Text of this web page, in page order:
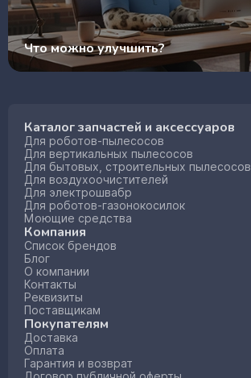
Что можно улучшить?
Каталог запчастей и аксессуаров
Для роботов-пылесосов
Для вертикальных пылесосов
Для бытовых, строительных пылесосов
Для воздухоочистителей
Для электрошвабр
Для роботов-газонокосилок
Моющие средства
Компания
Список брендов
Блог
О компании
Контакты
Реквизиты
Поставщикам
Покупателям
Доставка
Оплата
Гарантия и возврат